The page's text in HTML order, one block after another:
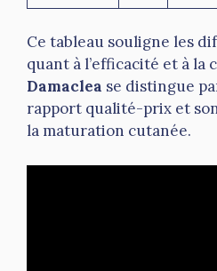
Ce tableau souligne les
quant à l’efficacité et à la
Damaclea se distingue
rapport qualité-prix et
la maturation cutanée.